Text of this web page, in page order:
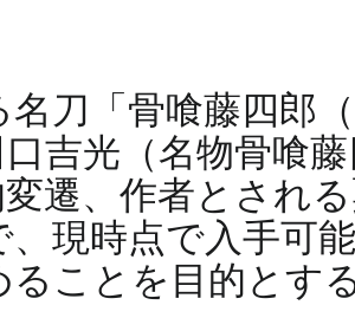
刀「骨喰藤四郎
吉光（名物骨喰
遷、作者とされ
現時点で入手可
ことを目的とす